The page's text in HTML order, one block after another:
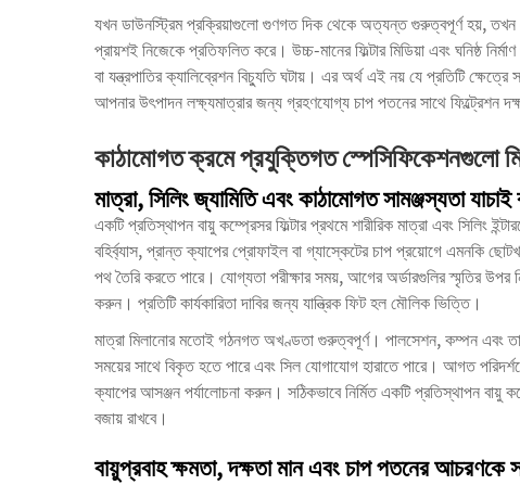
যখন ডাউনস্ট্রিম প্রক্রিয়াগুলো গুণগত দিক থেকে অত্যন্ত গুরুত্বপূর্ণ হয়, তখন
প্রায়শই নিজেকে প্রতিফলিত করে। উচ্চ-মানের ফিল্টার মিডিয়া এবং ঘনিষ্ঠ
বা যন্ত্রপাতির ক্যালিব্রেশন বিচ্যুতি ঘটায়। এর অর্থ এই নয় যে প্রতিটি ক্ষেত্রে
আপনার উৎপাদন লক্ষ্যমাত্রার জন্য গ্রহণযোগ্য চাপ পতনের সাথে ফিল্ট্রেশন
কাঠামোগত ক্রমে প্রযুক্তিগত স্পেসিফিকেশনগুলো
মাত্রা, সিলিং জ্যামিতি এবং কাঠামোগত সামঞ্জস্যতা
একটি প্রতিস্থাপন বায়ু কম্প্রেসর ফিল্টার প্রথমে শারীরিক মাত্রা এবং সিলিং
বহির্ব্যাস, প্রান্ত ক্যাপের প্রোফাইল বা গ্যাস্কেটের চাপ প্রয়োগে এমনকি
পথ তৈরি করতে পারে। যোগ্যতা পরীক্ষার সময়, আগের অর্ডারগুলির স্মৃতির উপর
করুন। প্রতিটি কার্যকারিতা দাবির জন্য যান্ত্রিক ফিট হল মৌলিক ভিত্তি।
মাত্রা মিলানোর মতোই গঠনগত অখণ্ডতা গুরুত্বপূর্ণ। পালসেশন, কম্পন এবং
সময়ের সাথে বিকৃত হতে পারে এবং সিল যোগাযোগ হারাতে পারে। আগত
ক্যাপের আসঞ্জন পর্যালোচনা করুন। সঠিকভাবে নির্মিত একটি প্রতিস্থাপন বায়ু
বজায় রাখবে।
বায়ুপ্রবাহ ক্ষমতা, দক্ষতা মান এবং চাপ পতনের